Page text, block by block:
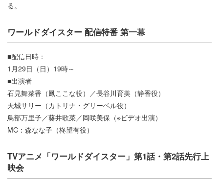
る。
ワールドダイスター 配信特番 第一幕
■配信日時：
1月29日（日）19時～
■出演者
石見舞菜香（鳳ここな役）／長谷川育美（静香役）
天城サリー（カトリナ・グリーベル役）
鳥部万里子／葵井歌菜／岡咲美保（※ビデオ出演）
MC：森なな子（柊望有役）
TVアニメ「ワールドダイスター」第1話・第2話先行上
映会